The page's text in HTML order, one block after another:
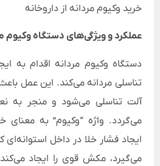
خرید وکیوم مردانه از داروخانه
عملکرد و ویژگی‌های دستگاه وکیوم
دستگاه وکیوم مردانه اقدام به
تناسلی مردانه می‌کند. این عمل
آلت تناسلی می‌شود و منجر به
می‌گردد. واژه “وکیوم” به معنای
ایجاد فشار خلا در داخل استوانه‌ای
می‌گیرد، مکش قوی را ایجاد